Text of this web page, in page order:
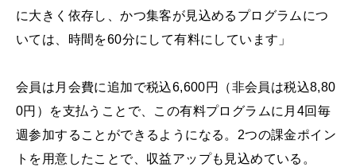
に大きく依存し、かつ集客が見込めるプログラムにつ
いては、時間を60分にして有料にしています」
会員は月会費に追加で税込6,600円（非会員は税込8,80
0円）を支払うことで、この有料プログラムに月4回毎
週参加することができるようになる。2つの課金ポイン
トを用意したことで、収益アップも見込めている。